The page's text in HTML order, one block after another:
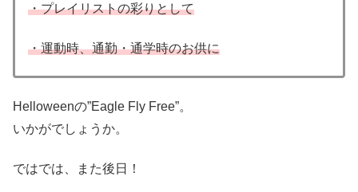
・プレイリストの彩りとして
・運動時、通勤・通学時のお供に
Helloweenの”Eagle Fly Free”。
いかがでしょうか。
ではでは、また後日！